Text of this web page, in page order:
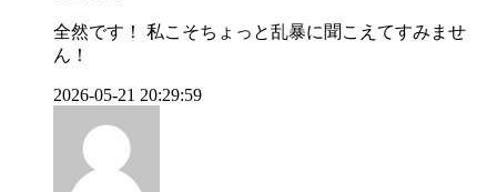
全然です！ 私こそちょっと乱暴に聞こえてすみませ
ん！
2026-05-21 20:29:59